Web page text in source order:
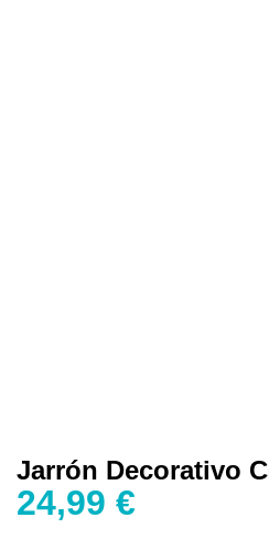
Jarrón Decorativo
24,99 €